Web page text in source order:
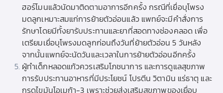
ฮอร์โมนแล้วนัดมาติดตามอาการอีกครั้ง กรณีที่เยื่อบุโพรง
มดลูกเหมาะสมแก่การย้ายตัวอ่อนแล้ว แพทย์จะมีคำสั่งการ
รักษาโดยมีทั้งยารับประทานและยาที่สอดทางช่องคลอด เพื่อ
เตรียมเยื่อบุโพรงมดลูกก่อนถึงวันที่ย้ายตัวอ่อน 5 วันหลัง
จากนั้นแพทย์จะนัดวันและเวลาในการย้ายตัวอ่อนอีกครั้ง
ผู้ทำเด็กหลอดแก้วควรเสริมโภชนาการ และการดูแลสุขภาพ
การรับประทานอาหารที่มีประโยชน์ โปรตีน วิตามิน แร่ธาตุ และ
กรดไขมันโอเมก้า-3 เพราะช่วยส่งเสริมสุขภาพของเยื่อบุ